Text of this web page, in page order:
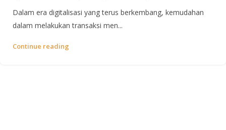
Dalam era digitalisasi yang terus berkembang, kemudahan
dalam melakukan transaksi men...
Continue reading